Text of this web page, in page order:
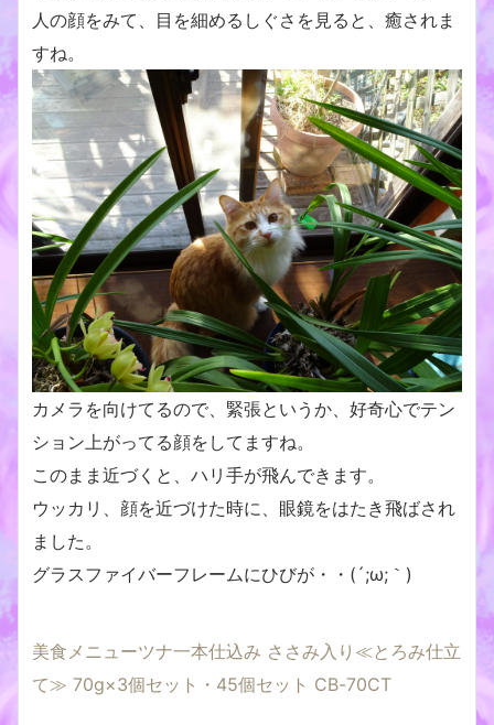
人の顔をみて、目を細めるしぐさを見ると、癒されま
すね。
カメラを向けてるので、緊張というか、好奇心でテン
ション上がってる顔をしてますね。
このまま近づくと、ハリ手が飛んできます。
ウッカリ、顔を近づけた時に、眼鏡をはたき飛ばされ
ました。
グラスファイバーフレームにひびが・・(´;ω;｀)
美食メニューツナ一本仕込み ささみ入り≪とろみ仕立
て≫ 70g×3個セット・45個セット CB-70CT